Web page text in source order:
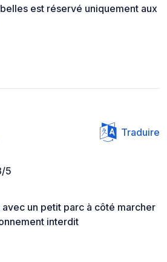
est réservé uniquement aux
Traduire
5
avec un petit parc à côté marcher
interdit